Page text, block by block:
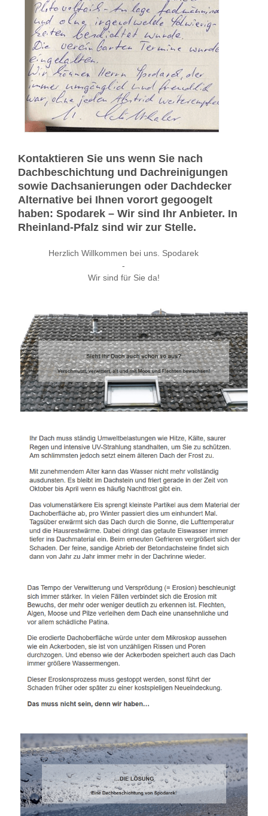
Kontaktieren Sie uns wenn Sie nach
Dachbeschichtung und Dachreinigungen
sowie Dachsanierungen oder Dachdecker
Alternative bei Ihnen vorort gegoogelt
haben: Spodarek – Wir sind Ihr Anbieter. In
Rheinland-Pfalz sind wir zur Stelle.
Herzlich Willkommen bei uns. Spodarek
-
Wir sind für Sie da!